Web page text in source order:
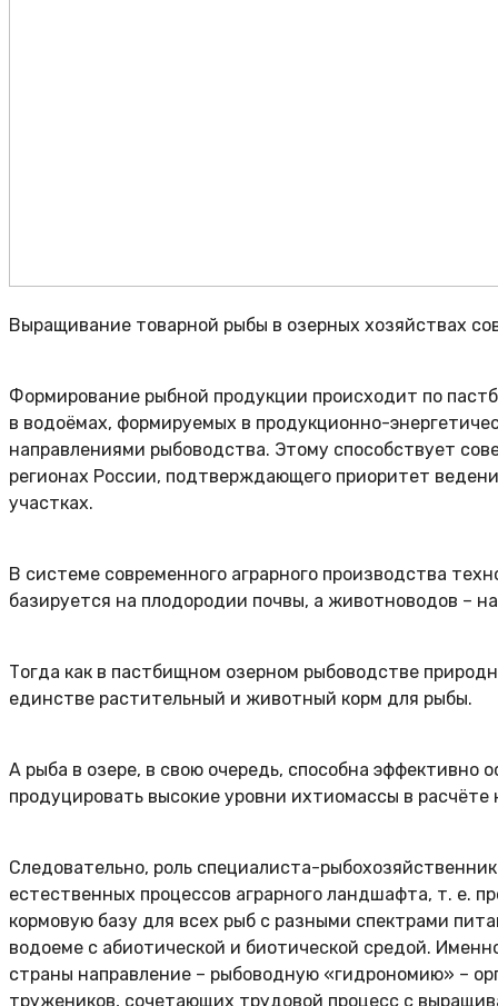
Выращивание товарной рыбы в озерных хозяйствах
Формирование рыбной продукции происходит по
в водоёмах, формируемых в продукционно-
направлениями рыбоводства. Этому способствует
регионах России, подтверждающего приоритет
участках.
В системе современного аграрного производства
базируется на плодородии почвы, а животноводов –
Тогда как в пастбищном озерном рыбоводстве
единстве растительный и животный корм для рыбы.
А рыба в озере, в свою очередь, способна
продуцировать высокие уровни ихтиомассы в расчёте
Следовательно, роль специалиста-
естественных процессов аграрного ландшафта, т. е.
кормовую базу для всех рыб с разными спектрами
водоеме с абиотической и биотической средой.
страны направление – рыбоводную «гидрономию» –
тружеников, сочетающих трудовой процесс с